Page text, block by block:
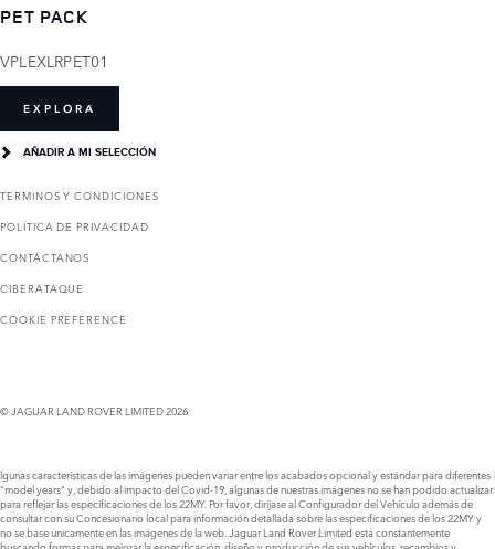
PET PACK
VPLEXLRPET01
EXPLORA
AÑADIR A MI SELECCIÓN
TERMINOS Y CONDICIONES
POLÍTICA DE PRIVACIDAD
CONTÁCTANOS
CIBERATAQUE
COOKIE PREFERENCE
© JAGUAR LAND ROVER LIMITED 2026
lgunas características de las imágenes pueden variar entre los acabados opcional y estándar para diferentes
"model years" y, debido al impacto del Covid-19, algunas de nuestras imágenes no se han podido actualizar
para reflejar las especificaciones de los 22MY. Por favor, diríjase al Configurador del Vehículo además de
consultar con su Concesionario local para información detallada sobre las especificaciones de los 22MY y
no se base únicamente en las imágenes de la web. Jaguar Land Rover Limited está constantemente